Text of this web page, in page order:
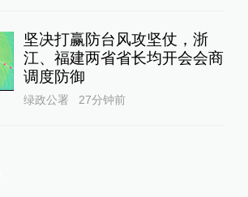
坚决打赢防台风攻坚仗，浙
江、福建两省省长均开会会商
调度防御
绿政公署 27分钟前